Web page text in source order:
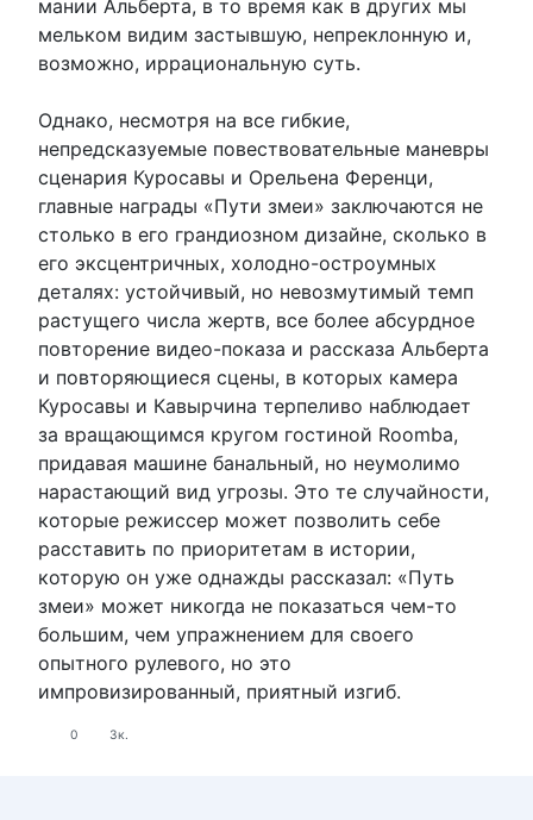
мании Альберта, в то время как в других мы
мельком видим застывшую, непреклонную и,
возможно, иррациональную суть.
Однако, несмотря на все гибкие,
непредсказуемые повествовательные маневры
сценария Куросавы и Орельена Ференци,
главные награды «Пути змеи» заключаются не
столько в его грандиозном дизайне, сколько в
его эксцентричных, холодно-остроумных
деталях: устойчивый, но невозмутимый темп
растущего числа жертв, все более абсурдное
повторение видео-показа и рассказа Альберта
и повторяющиеся сцены, в которых камера
Куросавы и Кавырчина терпеливо наблюдает
за вращающимся кругом гостиной Roomba,
придавая машине банальный, но неумолимо
нарастающий вид угрозы. Это те случайности,
которые режиссер может позволить себе
расставить по приоритетам в истории,
которую он уже однажды рассказал: «Путь
змеи» может никогда не показаться чем-то
большим, чем упражнением для своего
опытного рулевого, но это
импровизированный, приятный изгиб.
0 3к.